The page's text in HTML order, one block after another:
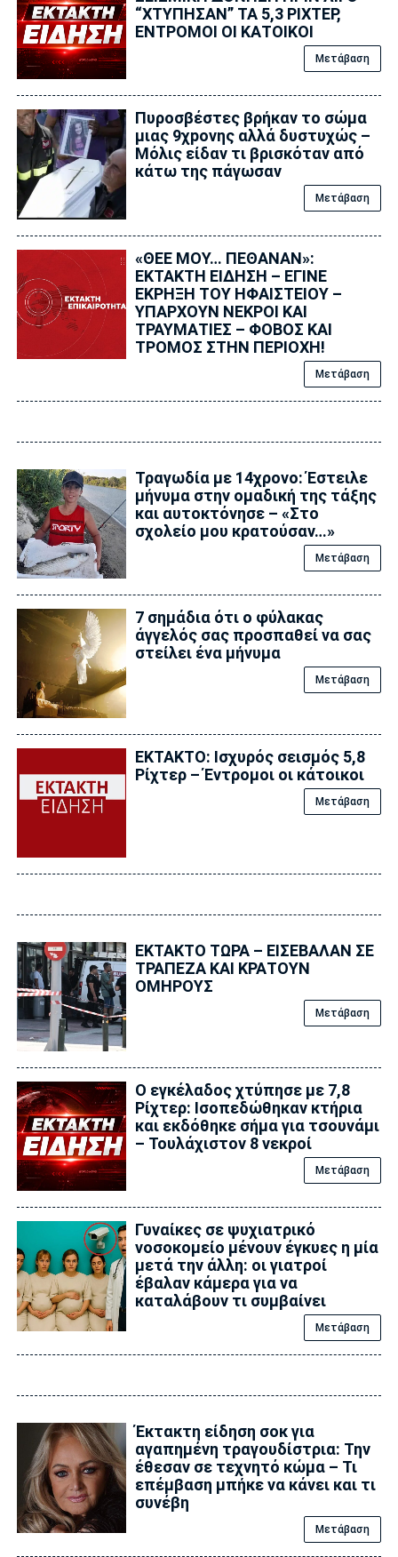
“ΧΤΥΠΗΣΑΝ” ΤΑ 5,3 ΡΙΧΤΕΡ,
ΕΝΤΡΟΜΟΙ ΟΙ ΚΑΤΟΙΚΟΙ
Μετάβαση
Πυροσβέστες βρήκαν το σώμα
μιας 9χpονης αλλά δυστυχώς –
Μόλις είδαν τι βρισκόταν από
κάτω της πάγωσαν
Μετάβαση
«ΘΕΕ ΜΟΥ… ΠΕΘΑΝΑΝ»:
ΕΚΤΑΚΤΗ ΕΙΔΗΣΗ – ΕΓΙΝΕ
ΕΚΡΗΞΗ ΤΟΥ ΗΦΑΙΣΤΕΙΟΥ –
ΥΠΑΡΧΟΥΝ ΝΕΚΡΟΙ ΚΑΙ
ΤΡΑΥΜΑΤΙΕΣ – ΦΟΒΟΣ ΚΑΙ
ΤΡΟΜΟΣ ΣΤΗΝ ΠΕΡΙΟΧΗ!
Μετάβαση
Τραγωδία με 14χρονο: Έστειλε
μήνυμα στην ομαδική της τάξης
και αυτοκτόνησε – «Στο
σχολείο μου κρατούσαν…»
Μετάβαση
7 σημάδια ότι ο φύλακας
άγγελός σας προσπαθεί να σας
στείλει ένα μήνυμα
Μετάβαση
EKTAKTO: Ισχυρός σεισμός 5,8
Ρίχτερ – Έντρομοι οι κάτοικοι
Μετάβαση
EKTAKTO ΤΩΡΑ – ΕΙΣΕΒΑΛΑΝ ΣΕ
ΤΡΑΠΕΖΑ ΚΑΙ ΚΡΑΤΟΥΝ
ΟΜΗΡΟΥΣ
Μετάβαση
Ο εγκέλαδος χτύπησε με 7,8
Ρίχτερ: Ισοπεδώθηκαν κτήρια
και εκδόθηκε σήμα για τσουνάμι
– Τουλάχιστον 8 νεκροί
Μετάβαση
Γυναίκες σε ψυχιατρικό
νοσοκομείο μένουν έγκυες η μία
μετά την άλλη: οι γιατροί
έβαλαν κάμερα για να
καταλάβουν τι συμβαίνει
Μετάβαση
Έκτακτη είδηση σoκ για
αγαπημένη τραγουδίστρια: Την
έθεσαν σε τεχνητό κώμα – Τι
επέμβαση μπήκε να κάνει και τι
συνέβη
Μετάβαση